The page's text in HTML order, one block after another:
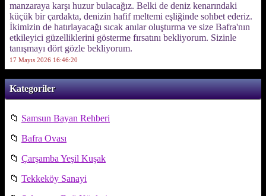
Kategoriler
📁 Samsun Bayan Rehberi
📁 Bafra Ovası
📁 Çarşamba Yeşil Kuşak
📁 Tekkeköy Sanayi
manzaraya karşı huzur bulacağız. Belki de deniz kenarındaki
küçük bir çardakta, denizin hafif meltemi eşliğinde sohbet ederiz.
İkimizin de hatırlayacağı sıcak anılar oluşturma ve size Bafra'nın
etkileyici güzelliklerini gösterme fırsatını bekliyorum. Sizinle
tanışmayı dört gözle bekliyorum.
17 Mayıs 2026 16:46:20